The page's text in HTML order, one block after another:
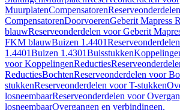
MuurplatenCompensatoren
CompensatorenDoorvoerenGeberit Mapress
blauwReserveonderdelen voor Geberit
FKM blauwBuizen 1.4401
1.4401Buizen 1.4301Buisstukken
voor KoppelingenReducties
ReductiesBochtenReserveonderdelen voor
stukkenReserveonderdelen voor T-stukken
losneembaarReserveonderdelen voor
losneembaarOvergangen en verbindingen,